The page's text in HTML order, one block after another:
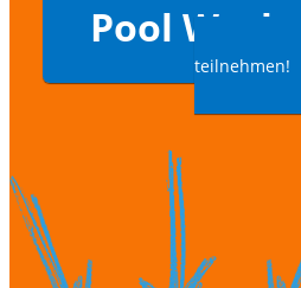
Pool
teilnehmen!